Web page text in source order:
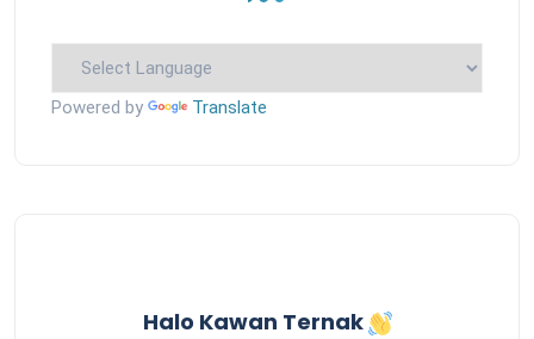
Powered by Translate
Halo Kawan Ternak